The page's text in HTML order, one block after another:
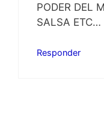
PODER DEL
SALSA ETC…
Responder